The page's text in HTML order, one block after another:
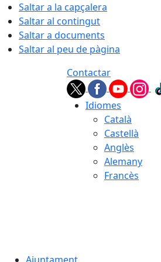
Saltar a la capçalera
Saltar al contingut
Saltar a documents
Saltar al peu de pàgina
Contactar
Idiomes
Català
Castellà
Anglès
Alemany
Francès